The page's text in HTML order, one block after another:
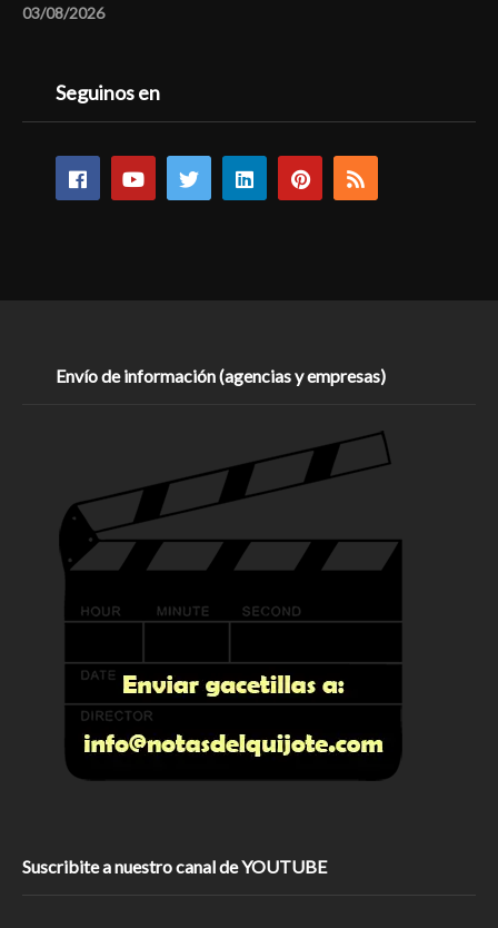
03/08/2026
Seguinos en
Envío de información (agencias y empresas)
Suscribite a nuestro canal de YOUTUBE